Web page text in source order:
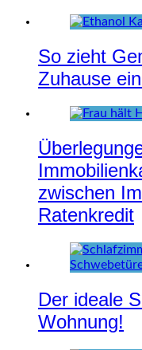
So zieht
Zuhause
zwischen
Ratenkredit
Der ideale
Wohnung!